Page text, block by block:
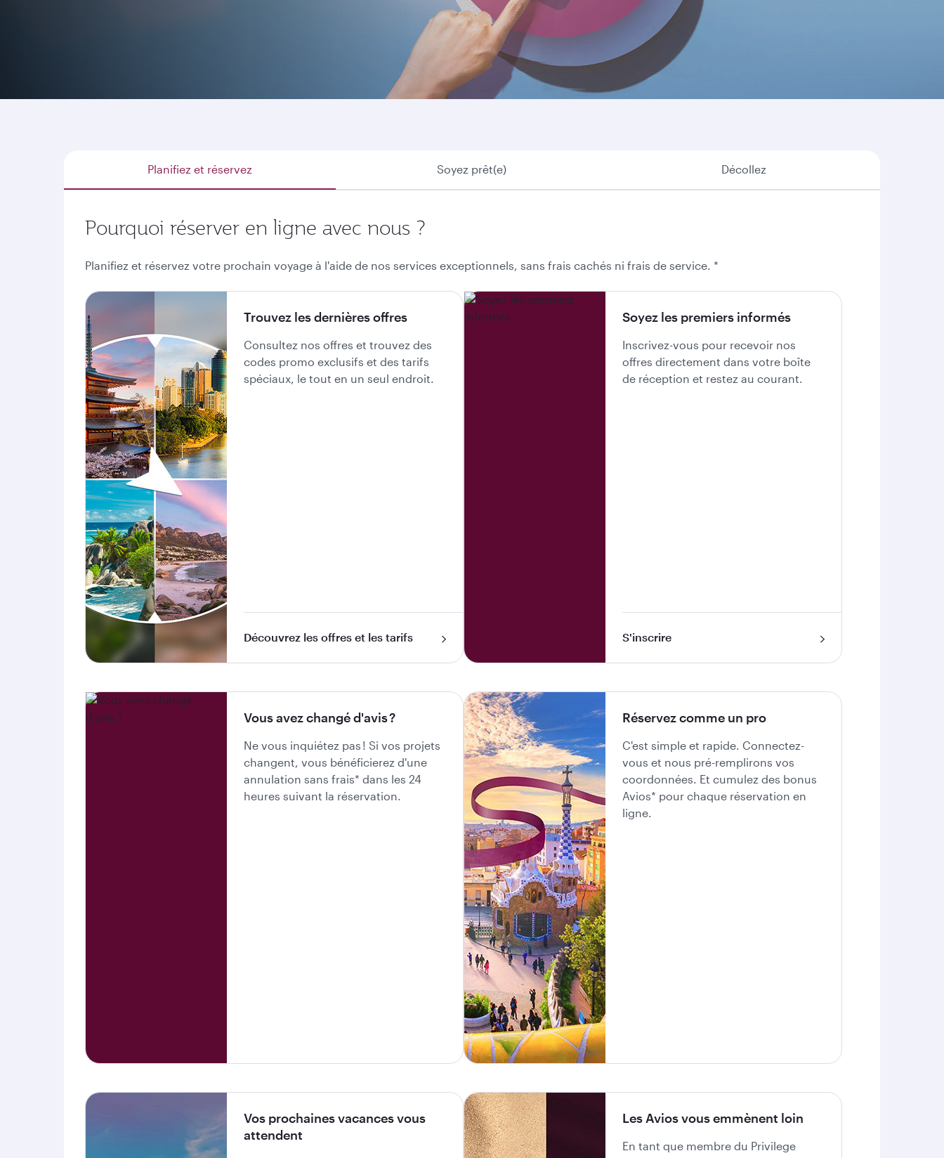
Que vous ayez une destination en tête, que vous souhaitiez découvrir nos vols ou que vous cherchiez à utiliser vos Avios, voici quelques-unes des
nombreuses raisons pour lesquelles réserver via qatarairways.com ou notre appli mobile est votre meilleure option.
Planifiez et réservez Soyez prêt(e) Décollez
Pourquoi réserver en ligne avec nous ?
Planifiez et réservez votre prochain voyage à l'aide de nos services exceptionnels, sans frais cachés ni frais de service. *
Trouvez les dernières offres
Consultez nos offres et trouvez des
codes promo exclusifs et des tarifs
spéciaux, le tout en un seul endroit.
Découvrez les offres et les tarifs
Soyez les premiers informés
Inscrivez-vous pour recevoir nos
offres directement dans votre boîte
de réception et restez au courant.
S'inscrire
Vous avez changé d'avis ?
Ne vous inquiétez pas ! Si vos projets
changent, vous bénéficierez d'une
annulation sans frais* dans les 24
heures suivant la réservation.
Réservez comme un pro
C'est simple et rapide. Connectez-
vous et nous pré-remplirons vos
coordonnées. Et cumulez des bonus
Avios* pour chaque réservation en
ligne.
Vos prochaines vacances vous
attendent
Les Avios vous emmènent loin
En tant que membre du Privilege